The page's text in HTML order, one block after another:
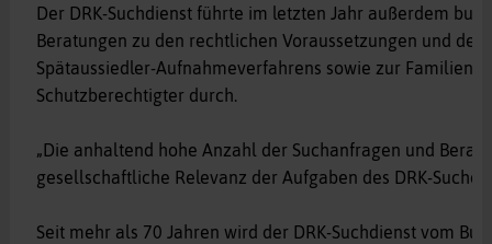
Der DRK-Suchdienst führte im letzten Jahr außerdem
Beratungen zu den rechtlichen Voraussetzungen und der
Spätaussiedler-Aufnahmeverfahrens sowie zur
Schutzberechtigter durch.
„Die anhaltend hohe Anzahl der Suchanfragen und
gesellschaftliche Relevanz der Aufgaben des DRK-
Seit mehr als 70 Jahren wird der DRK-Suchdienst vom